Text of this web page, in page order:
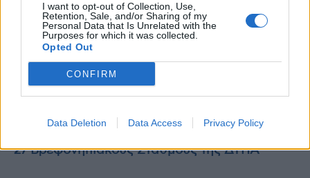
I want to opt-out of Collection, Use,
Retention, Sale, and/or Sharing of my
Personal Data that Is Unrelated with the
Purposes for which it was collected.
Opted Out
CONFIRM
Data Deletion Data Access Privacy Policy
μερίδα των ζυμαρικών σας σε λογικές
ποσότητες με χαμηλότερων θερμίδων, ενώ
σας επιτρέπει να απολαύσετε το ιταλικό
φαγητό.
Από σήμερα το απόγευμα οι αιτήσεις για τους
27 Βρεφονηπιακούς Σταθμούς της ΔΥΠΑ